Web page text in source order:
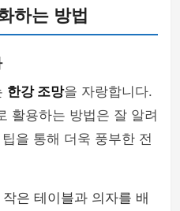
하는 방법
한강 조망을 자랑합니다.
활용하는 방법은 잘 알려
을 통해 더욱 풍부한 전
은 테이블과 의자를 배